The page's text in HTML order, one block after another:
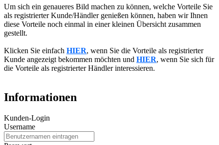
Um sich ein genaueres Bild machen zu können, welche Vorteile Sie
als registrierter Kunde/Händler genießen können, haben wir Ihnen
diese Vorteile noch einmal in einer kleinen Übersicht zusammen
gestellt.
Klicken Sie einfach HIER, wenn Sie die Vorteile als registrierter
Kunde angezeigt bekommen möchten und HIER, wenn Sie sich für
die Vorteile als registrierter Händler interessieren.
Informationen
Kunden-Login
Username